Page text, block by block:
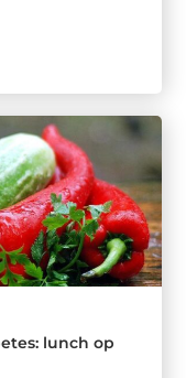
lunch op